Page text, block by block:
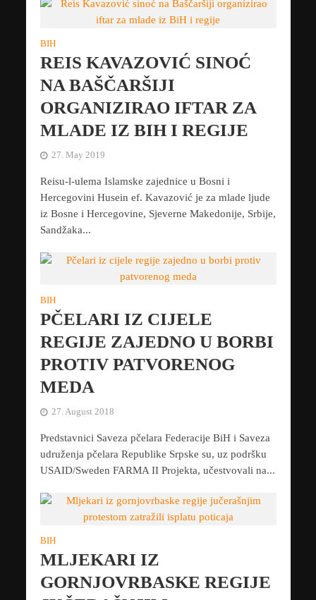
BIH
REIS KAVAZOVIĆ SINOĆ
NA BAŠČARŠIJI
ORGANIZIRAO IFTAR ZA
MLADE IZ BIH I REGIJE
27. May 2019
Reisu-l-ulema Islamske zajednice u Bosni i
Hercegovini Husein ef. Kavazović je za mlade ljude
iz Bosne i Hercegovine, Sjeverne Makedonije, Srbije,
Sandžaka...
BIH
PČELARI IZ CIJELE
REGIJE ZAJEDNO U BORBI
PROTIV PATVORENOG
MEDA
27. August 2018
Predstavnici Saveza pčelara Federacije BiH i Saveza
udruženja pčelara Republike Srpske su, uz podršku
USAID/Sweden FARMA II Projekta, učestvovali na...
BIH
MLJEKARI IZ
GORNJOVRBASKE REGIJE